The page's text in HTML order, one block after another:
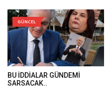
GÜNCEL
BU İDDİALAR GÜNDEMİ
SARSACAK..